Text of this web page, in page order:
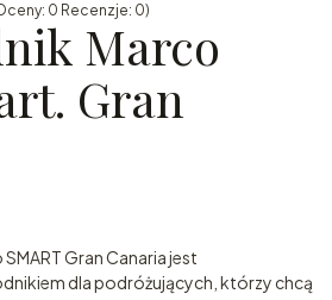
0 Recenzje: 0)
Marco
Gran
Gran Canaria jest
dla podróżujących, którzy chcą